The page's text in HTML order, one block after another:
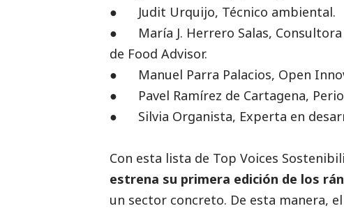
● Judit Urquijo, Técnico ambiental.
● María J. Herrero Salas,
de Food Advisor.
● Manuel Parra Palacios, Open
● Pavel Ramírez de Cartagena,
● Silvia Organista, Experta en
Con esta lista de Top Voices
estrena su primera edición de los
un sector concreto. De esta manera,